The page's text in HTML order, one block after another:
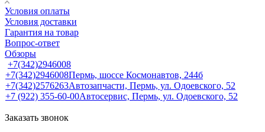
Условия оплаты
Условия доставки
Гарантия на товар
Вопрос-ответ
Обзоры
+7(342)2946008
+7(342)2946008Пермь, шоссе Космонавтов, 244б
+7(342)2576263Автозапчасти, Пермь, ул. Одоевского, 52
+7 (922) 355-60-00Автосервис, Пермь, ул. Одоевского, 52
Заказать звонок